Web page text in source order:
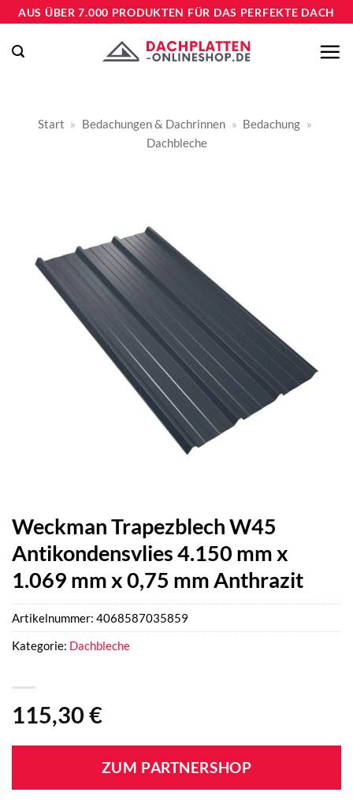
Zum
springen
AUS ÜBER 7.000 PRODUKTEN FÜR DAS PERFEKTE DACH
Start » Bedachungen & Dachrinnen » Bedachung »
Dachbleche
Weckman Trapezblech W45
Antikondensvlies 4.150 mm x
1.069 mm x 0,75 mm Anthrazit
115,30 €
ZUM PARTNERSHOP
Artikelnummer: 4068587035859
Kategorie: Dachbleche